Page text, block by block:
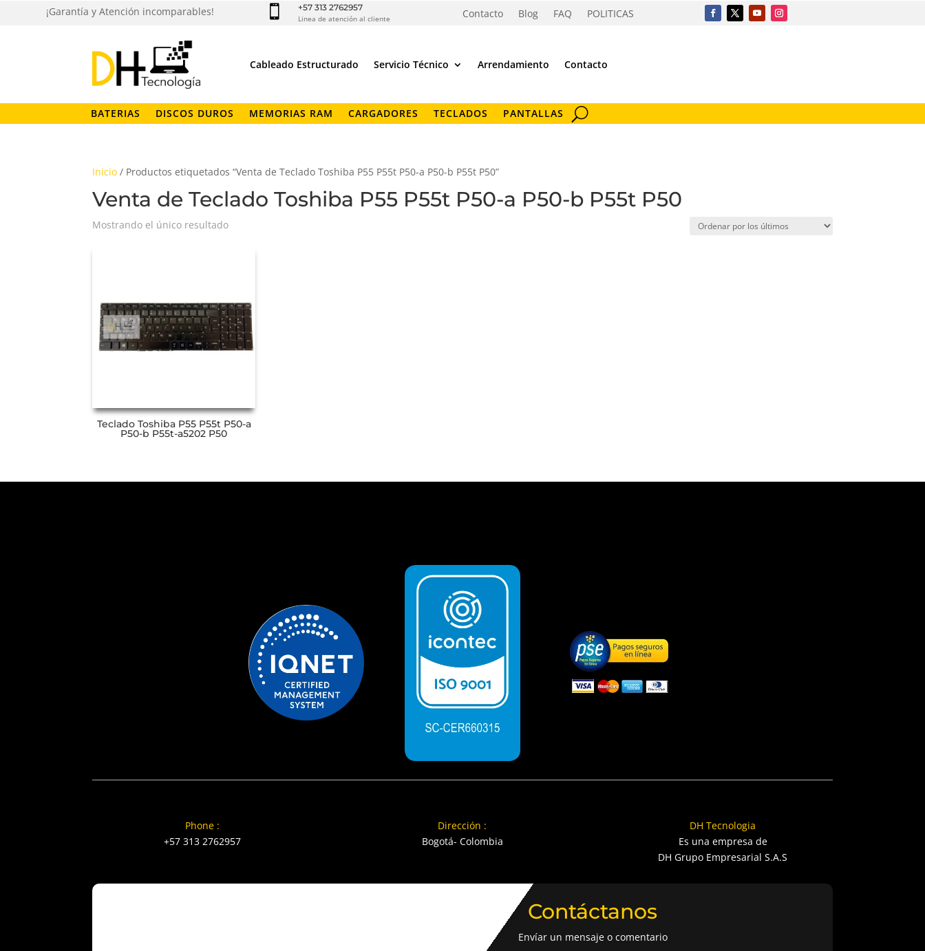
¡Garantía y Atención incomparables!  +57 313 2762957
Linea de atención al cliente Contacto Blog FAQ POLITICAS
Cableado Estructurado Servicio Técnico Arrendamiento Contacto
BATERIAS DISCOS DUROS MEMORIAS RAM CARGADORES TECLADOS PANTALLAS
Inicio / Productos etiquetados “Venta de Teclado Toshiba P55 P55t P50-a P50-b P55t P50”
Venta de Teclado Toshiba P55 P55t P50-a P50-b P55t P50
Mostrando el único resultado
Teclado Toshiba P55 P55t P50-a
P50-b P55t-a5202 P50
Phone :
+57 313 2762957
Dirección :
Bogotá- Colombia
DH Tecnologia
Es una empresa de
DH Grupo Empresarial S.A.S
Contáctanos
Envíar un mensaje o comentario